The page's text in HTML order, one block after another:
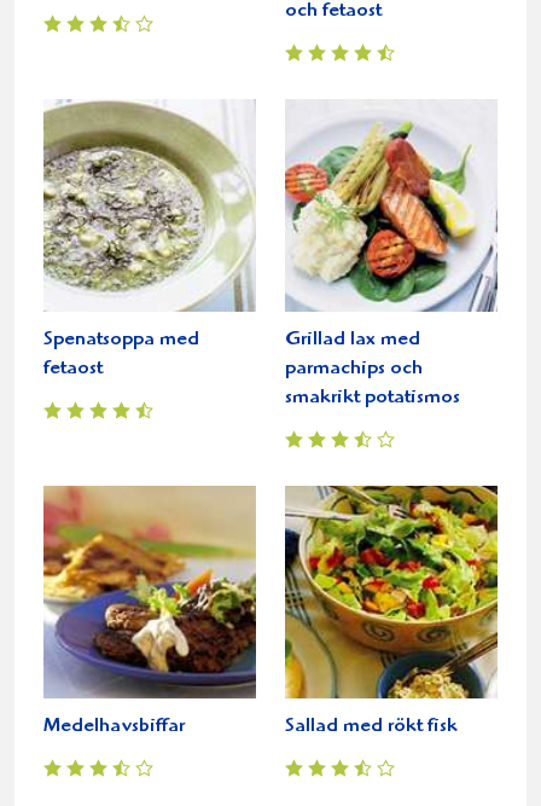
och fetaost
Spenatsoppa med
fetaost
Grillad lax med
parmachips och
smakrikt potatismos
Medelhavsbiffar Sallad med rökt fisk